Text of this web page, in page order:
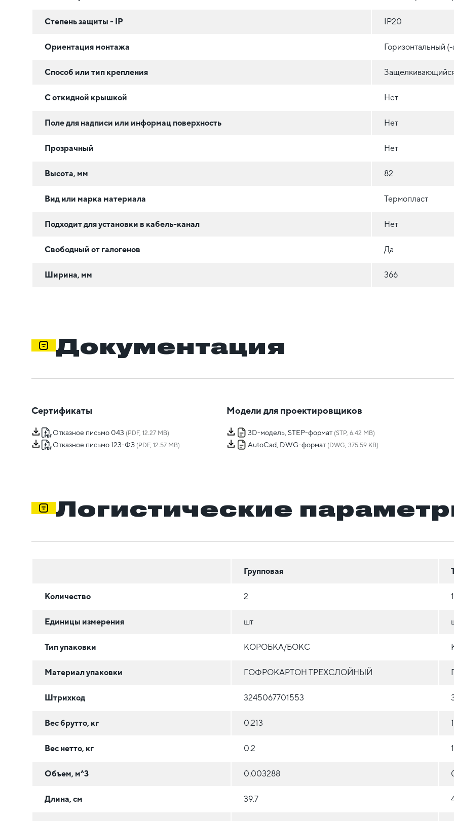
Степень защиты - IP IP20
Ориентация монтажа Горизонтальный (-
Способ или тип крепления Защелкивающийся
С откидной крышкой Нет
Поле для надписи или информац поверхность Нет
Прозрачный Нет
Высота, мм 82
Вид или марка материала Термопласт
Подходит для установки в кабель-канал Нет
Свободный от галогенов Да
Ширина, мм 366
Документация
Сертификаты
Отказное письмо 043 (PDF, 12.27 MB)
Отказное письмо 123-ФЗ (PDF, 12.57 MB)
Модели для проектировщиков
3D-модель, STEP-формат(STP, 6.42 MB)
AutoCad, DWG-формат(DWG, 375.59 KB)
Логистические
Групповая
Количество 2
Единицы измерения шт
Тип упаковки КОРОБКА/БОКС
Материал упаковки ГОФРОКАРТОН ТРЕХСЛОЙНЫЙ
Штрихкод 3245067701553
Вес брутто, кг 0.213
Вес нетто, кг 0.2
Объем, м^3 0.003288
Длина, см 39.7